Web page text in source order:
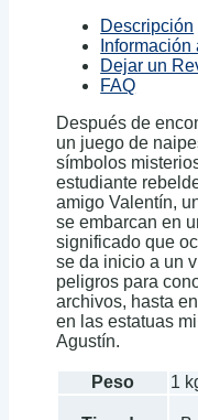
Descripción
Información
Dejar un
FAQ
Después de
un juego de
símbolos
estudiante
amigo Valentín,
se embarcan en
significado que
se da inicio a un
peligros para
archivos, hasta
en las estatuas
Agustín.
Peso 1